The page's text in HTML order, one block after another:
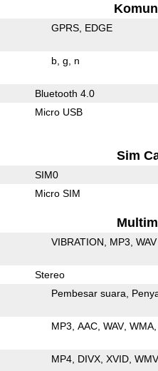
GPRS EDGE
b g n
Bluetooth 4.0
Micro USB
Sim
SIM0
Micro SIM
VIBRATION MP3 WAV
Stereo
Pembesar suara
MP3 AAC WAV WMA
MP4 DIVX XVID WMV